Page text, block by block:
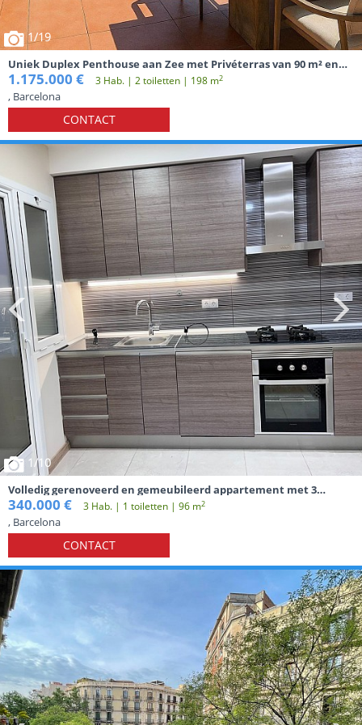
1/19
Uniek Duplex Penthouse aan Zee met Privéterras van 90 m² en
Spectaculair Uitzicht in Diagonal Mar
1.175.000 € 3 Hab. | 2 toiletten | 198 m2
, Barcelona
CONTACT
1 /10
Volledig gerenoveerd en gemeubileerd appartement met 3
slaapkamers nabij metrostation El Maresme/Fòrum
340.000 € 3 Hab. | 1 toiletten | 96 m2
, Barcelona
CONTACT